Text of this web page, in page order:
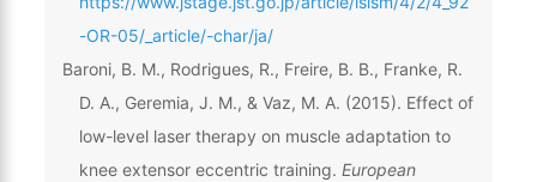
-OR-05/_article/-char/ja/
Baroni, B. M., Rodrigues, R., Freire, B. B., Franke, R.
D. A., Geremia, J. M., & Vaz, M. A. (2015). Effect of
low-level laser therapy on muscle adaptation to
knee extensor eccentric training. European